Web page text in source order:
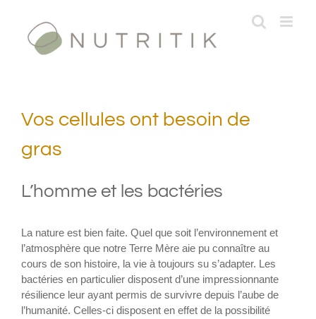
contenu
Vos cellules ont besoin de
gras
L’homme et les bactéries
La nature est bien faite. Quel que soit l’environnement et
l’atmosphère que notre Terre Mère aie pu connaître au
cours de son histoire, la vie à toujours su s’adapter. Les
bactéries en particulier disposent d’une impressionnante
résilience leur ayant permis de survivre depuis l’aube de
l’humanité. Celles-ci disposent en effet de la possibilité